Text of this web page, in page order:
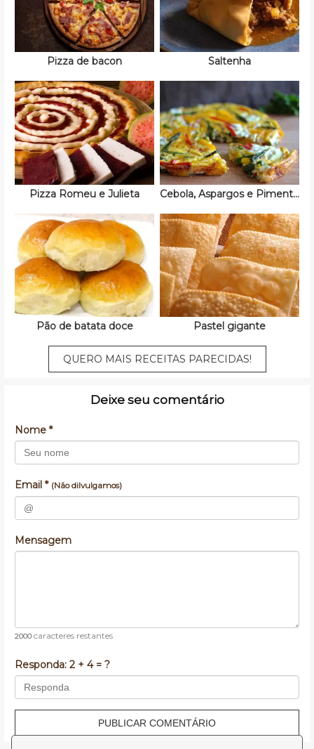
Pizza de bacon Saltenha
Pizza Romeu e Julieta Cebola, Aspargos e Pimentão
Pão de batata doce Pastel gigante
QUERO MAIS RECEITAS PARECIDAS!
Deixe seu comentário
Nome *
Email * (Não dilvulgamos)
Mensagem
2000caracteres restantes
Responda: 2 + 4 = ?
PUBLICAR COMENTÁRIO